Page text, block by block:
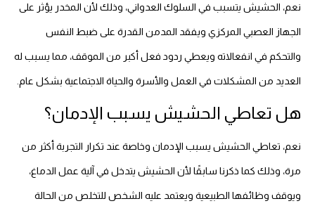
نعم، الحشيش يتسبب في السلوك العدواني، وذلك لأن المخدر يؤثر على
الجهاز العصبي المركزي ويفقد المدمن القدرة على ضبط النفس
والتحكم في انفعالاته ويعطي ردود فعل أكبر من الموقف، مما يسبب له
العديد من المشكلات في العمل والأسرة والحياة الاجتماعية بشكل عام.
هل تعاطي الحشيش يسبب الإدمان؟
نعم، تعاطي الحشيش يسبب الإدمان وخاصة عند تكرار التجربة أكثر من
مرة، وذلك كما ذكرنا سابقًا لأن الحشيش يتدخل في آلية عمل الدماغ،
ويوقف وظائفها الطبيعية ويعتمد عليه الشخص للتخلص من الحالة